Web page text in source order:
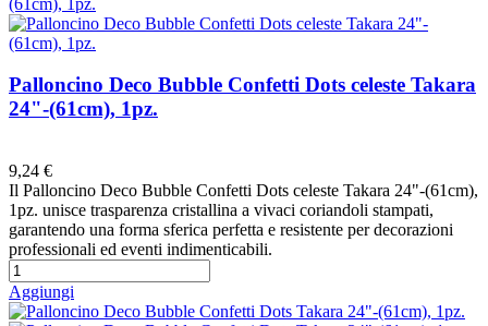
Palloncino Deco Bubble Confetti Dots celeste Takara
24"-(61cm), 1pz.
9,24 €
Il Palloncino Deco Bubble Confetti Dots celeste Takara 24"-(61cm),
1pz. unisce trasparenza cristallina a vivaci coriandoli stampati,
garantendo una forma sferica perfetta e resistente per decorazioni
professionali ed eventi indimenticabili.
Aggiungi